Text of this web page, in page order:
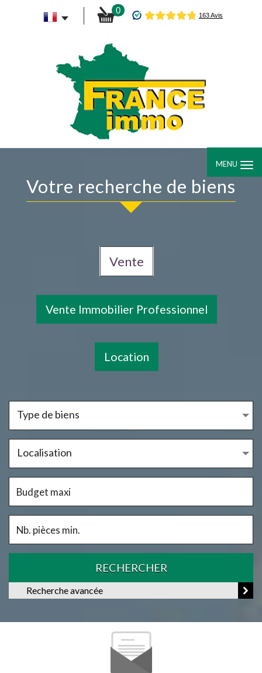
0
MENU
Votre recherche de biens
Vente
Vente Immobilier Professionnel
Location
Type de biens
Localisation
RECHERCHER
Recherche avancée